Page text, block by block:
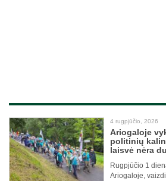
4 rugpjūčio, 2026
Ariogaloje
politinių
laisvė nėra
Rugpjūčio 1
Ariogaloje,